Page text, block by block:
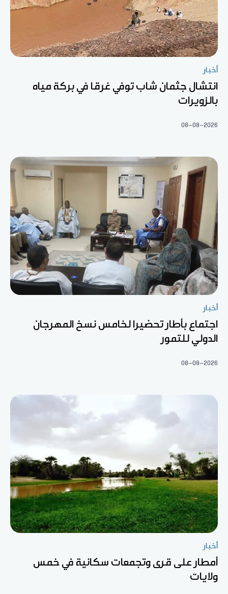
أخبار
انتشال جثمان شاب توفي غرقا في بركة مياه
بالزويرات
08-08-2026
أخبار
اجتماع بأطار تحضيرا لخامس نسخ المهرجان
الدولي للتمور
08-08-2026
أخبار
أمطار على قرى وتجمعات سكانية في خمس
ولايات